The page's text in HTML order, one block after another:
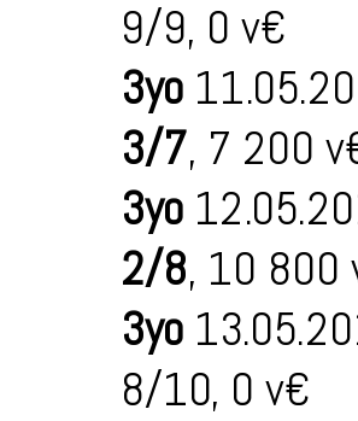
9/9, 0 v€
3yo
3/7, 7 200
3yo
2/8, 10 800
3yo
8/10, 0 v€